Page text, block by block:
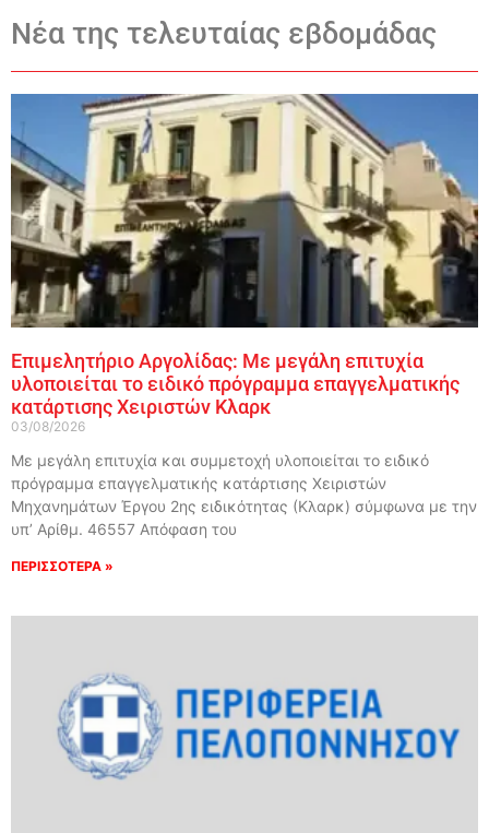
Νέα της τελευταίας εβδομάδας
Επιμελητήριο Αργολίδας: Με μεγάλη επιτυχία
υλοποιείται το ειδικό πρόγραμμα επαγγελματικής
κατάρτισης Χειριστών Κλαρκ
03/08/2026
Με μεγάλη επιτυχία και συμμετοχή υλοποιείται το ειδικό
πρόγραμμα επαγγελματικής κατάρτισης Χειριστών
Μηχανημάτων Έργου 2ης ειδικότητας (Κλαρκ) σύμφωνα με την
υπ’ Αρίθμ. 46557 Απόφαση του
ΠΕΡΙΣΣΟΤΕΡΑ »